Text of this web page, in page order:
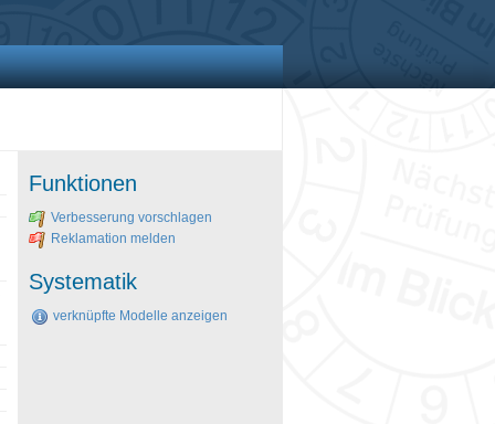
Funktionen
Verbesserung vorschlagen
Reklamation melden
Systematik
verknüpfte Modelle anzeigen